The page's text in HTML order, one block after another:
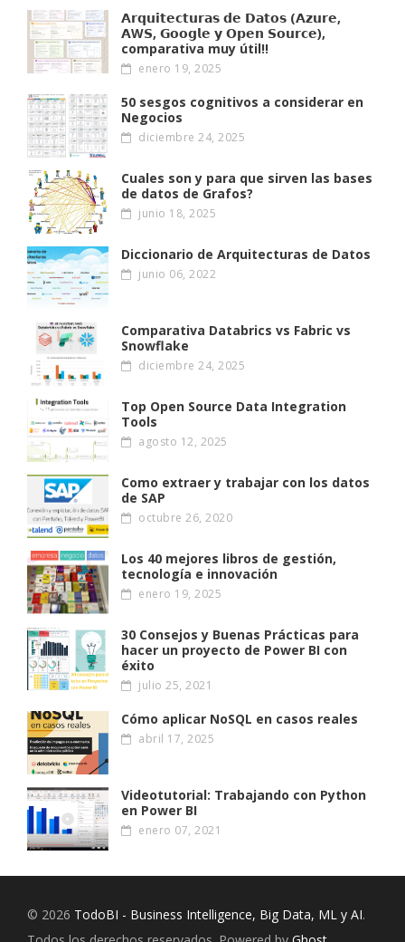
𝗔𝗿𝗾𝘂𝗶𝘁𝗲𝗰𝘁𝘂𝗿𝗮𝘀 𝗱𝗲 𝗗𝗮𝘁𝗼𝘀 (𝗔𝘇𝘂𝗿𝗲,
𝗔W𝗦, 𝗚𝗼𝗼𝗴𝗹𝗲 𝘆 𝗢𝗽𝗲𝗻 𝗦𝗼𝘂𝗿𝗰𝗲),
comparativa muy útil!!
enero 19, 2025
50 sesgos cognitivos a considerar en
Negocios
diciembre 24, 2025
Cuales son y para que sirven las bases
de datos de Grafos?
junio 18, 2025
Diccionario de Arquitecturas de Datos
junio 06, 2022
Comparativa Databrics vs Fabric vs
Snowflake
diciembre 24, 2025
Top Open Source Data Integration
Tools
agosto 12, 2025
Como extraer y trabajar con los datos
de SAP
octubre 26, 2020
Los 40 mejores libros de gestión,
tecnología e innovación
enero 19, 2025
30 Consejos y Buenas Prácticas para
hacer un proyecto de Power BI con
éxito
julio 25, 2021
Cómo aplicar NoSQL en casos reales
abril 17, 2025
Videotutorial: Trabajando con Python
en Power BI
enero 07, 2021
© 2026 TodoBI - Business Intelligence, Big Data, ML y AI.